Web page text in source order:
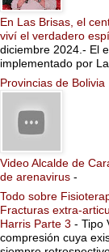
En Las Brisas, el
viví el verdadero
diciembre 2024.- El
implementado por
Provincias de Bolivia
Video Alcalde de
de arenavirus -
Todo sobre
Fracturas extra-
Harris Parte 3 - Tipo
compresión cuya